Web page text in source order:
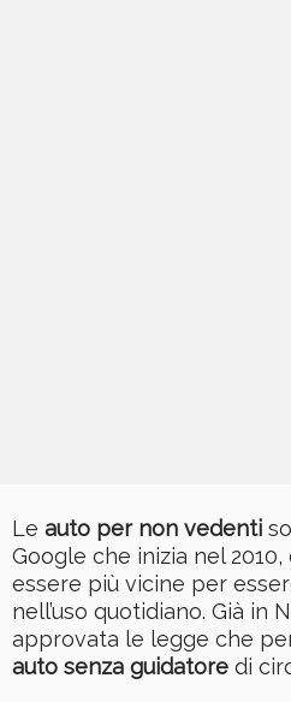
Le auto per non vedenti
Google che inizia nel
essere più vicine per
nell’uso quotidiano. Già in
approvata le legge che
auto senza guidatore di